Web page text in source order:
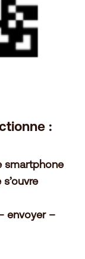
:
smartphone
envoyer –